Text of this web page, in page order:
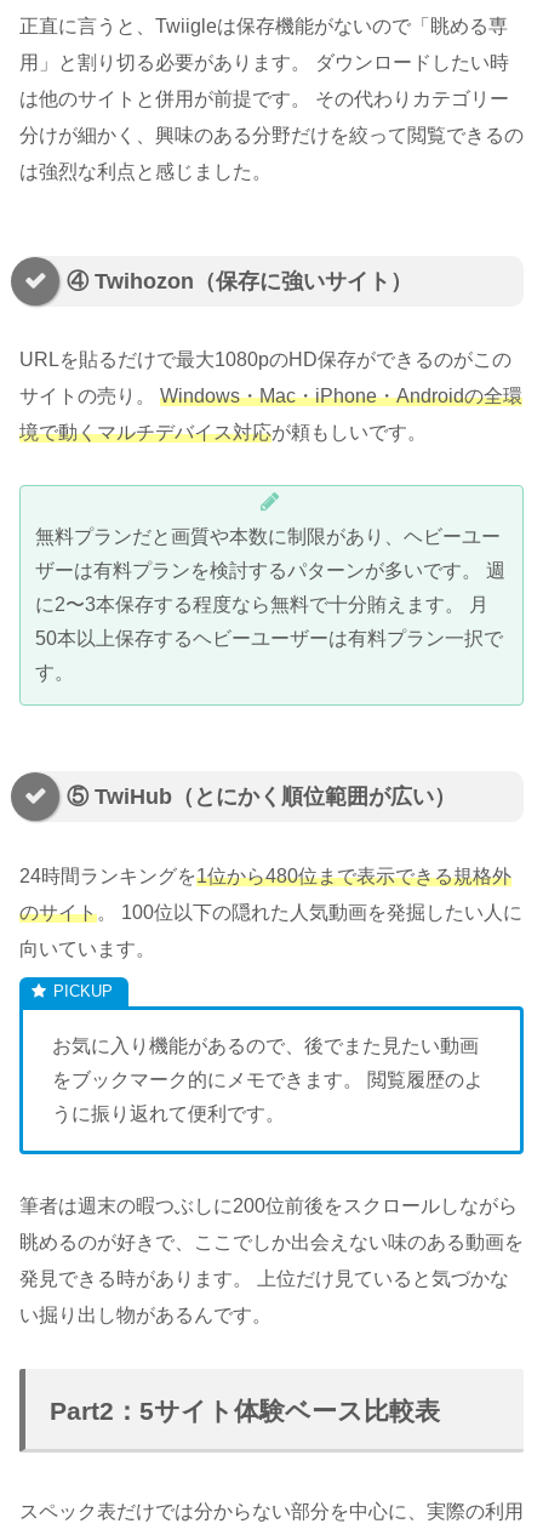
正直に言うと、Twiigleは保存機能がないので「眺める専
用」と割り切る必要があります。 ダウンロードしたい時
は他のサイトと併用が前提です。 その代わりカテゴリー
分けが細かく、興味のある分野だけを絞って閲覧できるの
は強烈な利点と感じました。
④ Twihozon（保存に強いサイト）
URLを貼るだけで最大1080pのHD保存ができるのがこの
サイトの売り。 Windows・Mac・iPhone・Androidの全環
境で動くマルチデバイス対応が頼もしいです。
無料プランだと画質や本数に制限があり、ヘビーユー
ザーは有料プランを検討するパターンが多いです。 週
に2〜3本保存する程度なら無料で十分賄えます。 月
50本以上保存するヘビーユーザーは有料プラン一択で
す。
⑤ TwiHub（とにかく順位範囲が広い）
24時間ランキングを1位から480位まで表示できる規格外
のサイト。 100位以下の隠れた人気動画を発掘したい人に
向いています。
お気に入り機能があるので、後でまた見たい動画
をブックマーク的にメモできます。 閲覧履歴のよ
うに振り返れて便利です。
筆者は週末の暇つぶしに200位前後をスクロールしながら
眺めるのが好きで、ここでしか出会えない味のある動画を
発見できる時があります。 上位だけ見ていると気づかな
い掘り出し物があるんです。
Part2：5サイト体験ベース比較表
スペック表だけでは分からない部分を中心に、実際の利用